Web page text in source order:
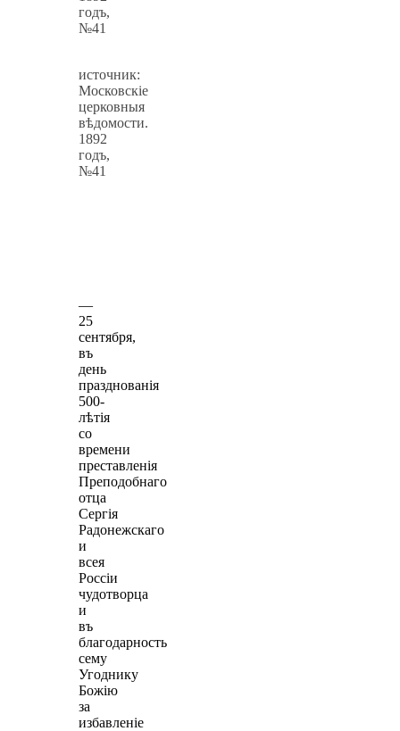
годъ,
№41
источник:
Московскiе
церковныя
вѣдомости.
1892
годъ,
№41
—
25
сентября,
въ
день
празднованiя
500-
лѣтiя
со
времени
преставленiя
Преподобнаго
отца
Сергiя
Радонежскаго
и
всея
Россiи
чудотворца
и
въ
благодарность
сему
Угоднику
Божiю
за
избавленiе